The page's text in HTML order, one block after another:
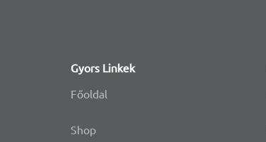
Gyors Linkek
Főoldal
Shop